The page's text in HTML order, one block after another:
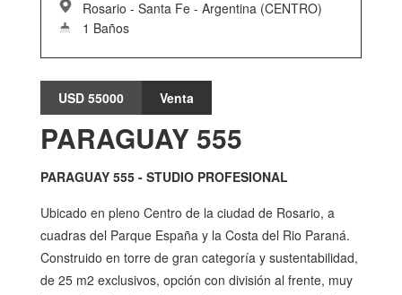
Rosario - Santa Fe - Argentina (CENTRO)
1 Baños
USD 55000 Venta
PARAGUAY 555
PARAGUAY 555 - STUDIO PROFESIONAL
Ubicado en pleno Centro de la ciudad de Rosario, a
cuadras del Parque España y la Costa del Rio Paraná.
Construido en torre de gran categoría y sustentabilidad,
de 25 m2 exclusivos, opción con división al frente, muy